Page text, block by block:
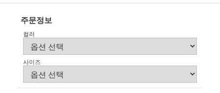
주문정보
컬러
사이즈